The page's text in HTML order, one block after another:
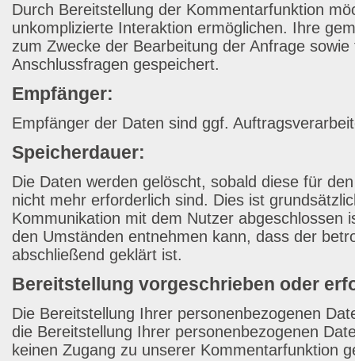
Durch Bereitstellung der Kommentarfunktion
unkomplizierte Interaktion ermöglichen. Ihre
zum Zwecke der Bearbeitung der Anfrage
Anschlussfragen gespeichert.
Empfänger:
Empfänger der Daten sind ggf.
Speicherdauer:
Die Daten werden gelöscht, sobald diese für
nicht mehr erforderlich sind. Dies ist
Kommunikation mit dem Nutzer abgeschlossen
den Umständen entnehmen kann, dass der
abschließend geklärt ist.
Bereitstellung vorgeschrieben oder
Die Bereitstellung Ihrer personenbezogenen
die Bereitstellung Ihrer personenbezogenen
keinen Zugang zu unserer Kommentarfunktion